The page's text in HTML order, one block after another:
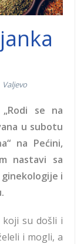
Valjevo
se na
u subotu
na Pećini,
nastavi sa
i
koji su došli i
i mogli, a